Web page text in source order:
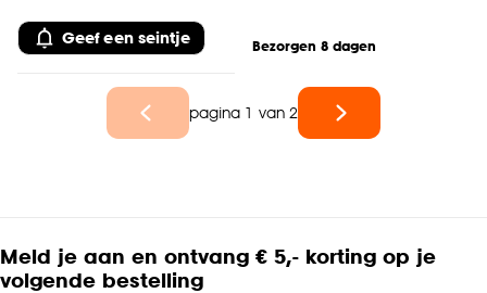
Geef een seintje Bezorgen 8 dagen
pagina 1 van 2
Meld je aan en ontvang € 5,- korting op je
volgende bestelling